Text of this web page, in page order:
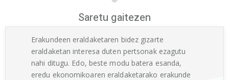
Saretu gaitezen
Erakundeen eraldaketaren bidez gizarte
eraldaketan interesa duten pertsonak ezagutu
nahi ditugu. Edo, beste modu batera esanda,
eredu ekonomikoaren eraldaketarako erakunde